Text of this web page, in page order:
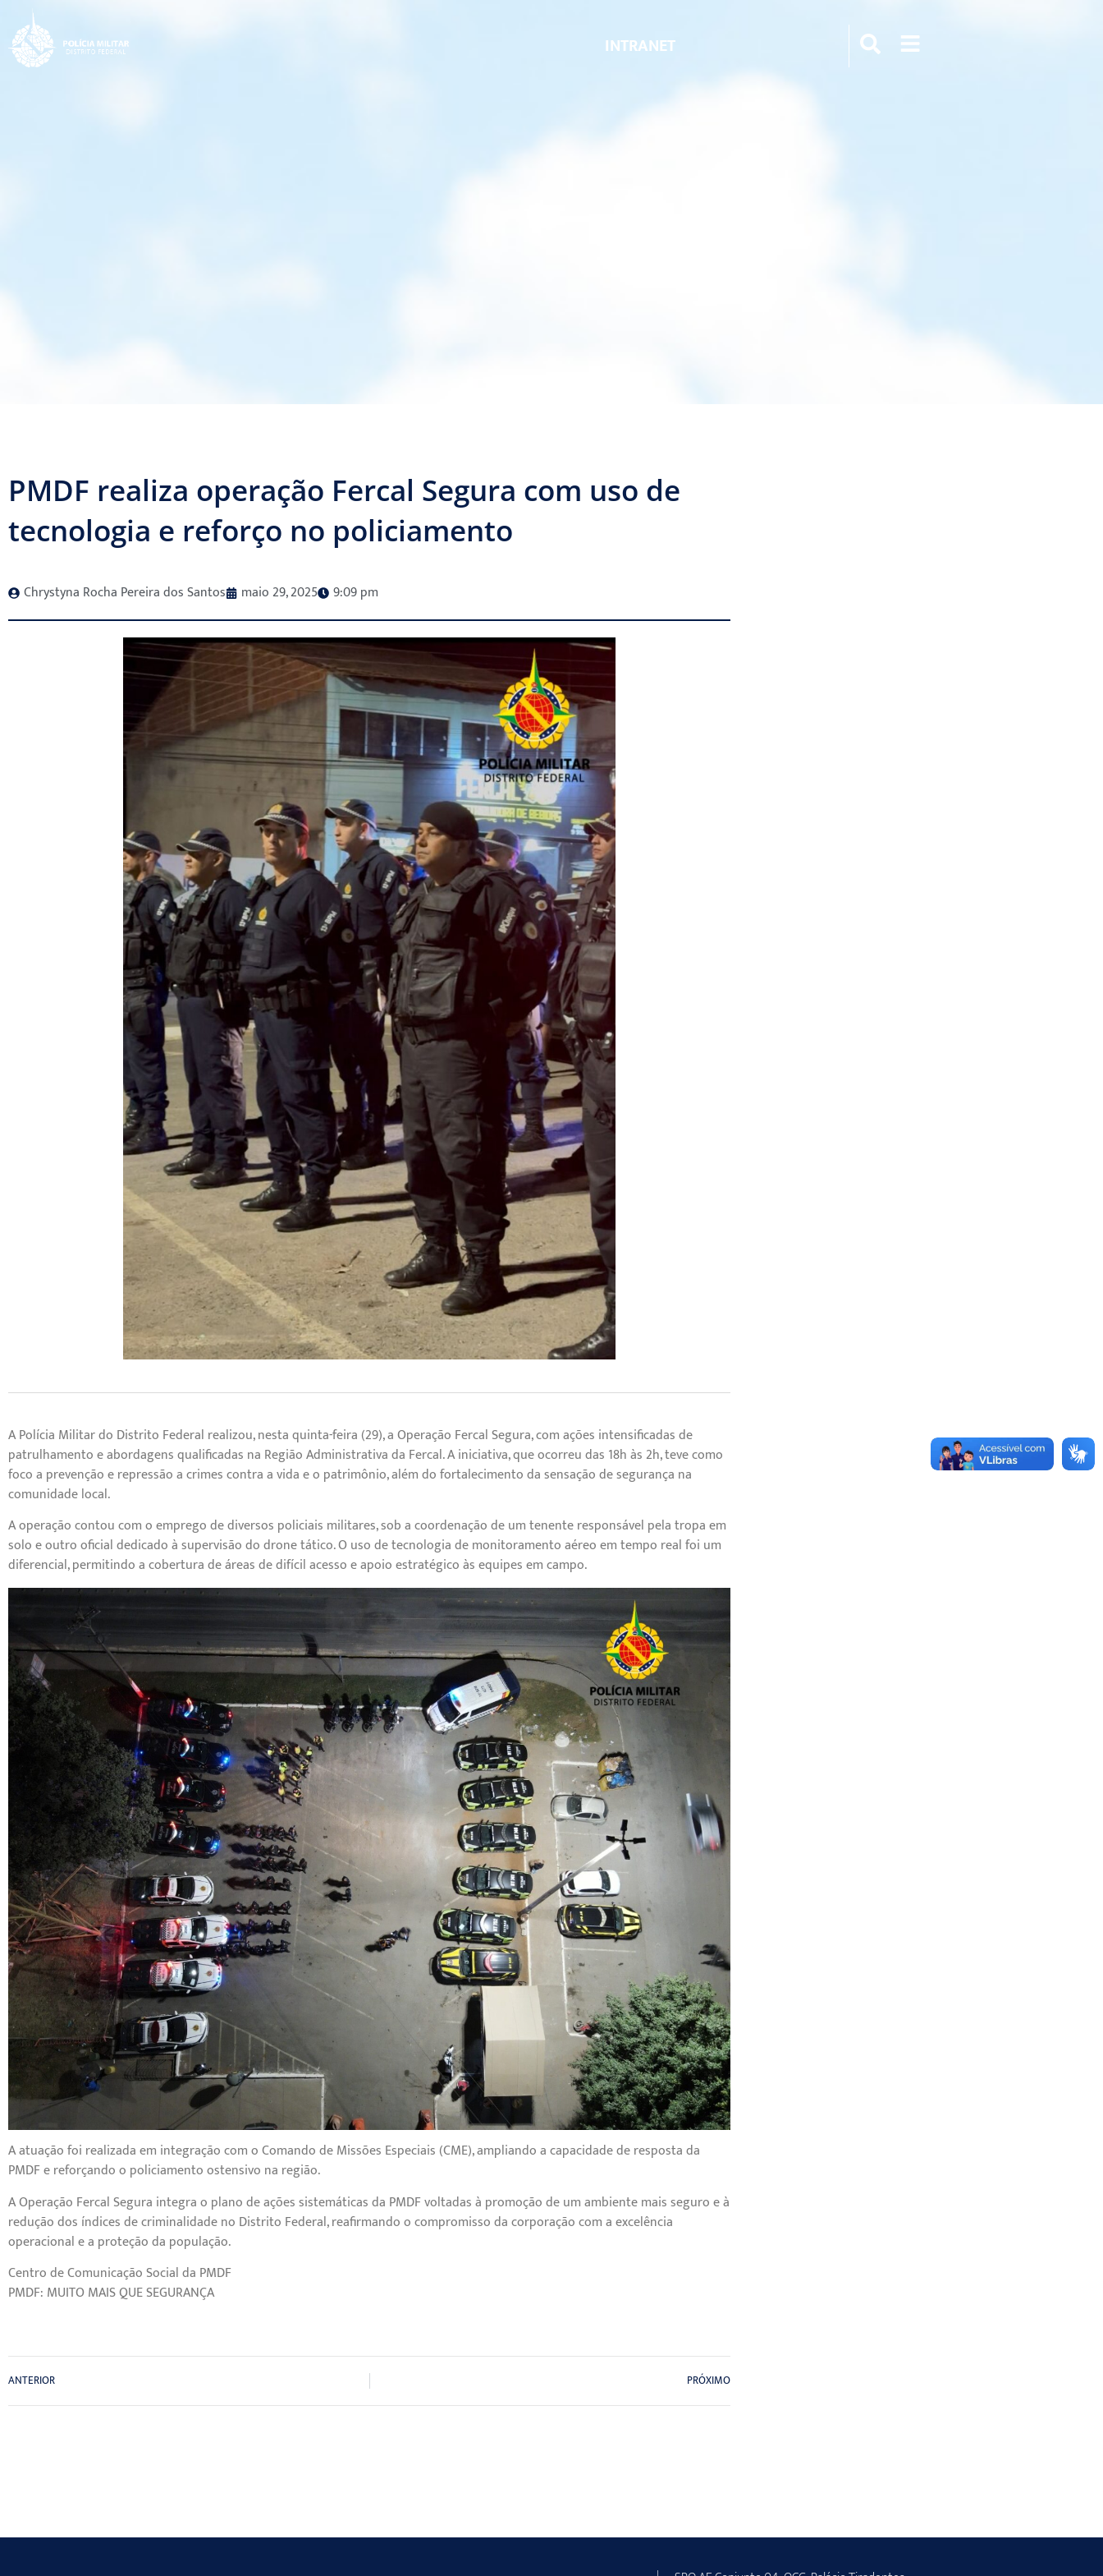
INTRANET
PMDF realiza operação Fercal Segura com uso de
tecnologia e reforço no policiamento
Chrystyna Rocha Pereira dos Santos maio 29, 2025 9:09 pm
A Polícia Militar do Distrito Federal realizou, nesta quinta-feira (29), a Operação Fercal Segura, com ações intensificadas de
patrulhamento e abordagens qualificadas na Região Administrativa da Fercal. A iniciativa, que ocorreu das 18h às 2h, teve como
foco a prevenção e repressão a crimes contra a vida e o patrimônio, além do fortalecimento da sensação de segurança na
comunidade local.
A operação contou com o emprego de diversos policiais militares, sob a coordenação de um tenente responsável pela tropa em
solo e outro oficial dedicado à supervisão do drone tático. O uso de tecnologia de monitoramento aéreo em tempo real foi um
diferencial, permitindo a cobertura de áreas de difícil acesso e apoio estratégico às equipes em campo.
A atuação foi realizada em integração com o Comando de Missões Especiais (CME), ampliando a capacidade de resposta da
PMDF e reforçando o policiamento ostensivo na região.
A Operação Fercal Segura integra o plano de ações sistemáticas da PMDF voltadas à promoção de um ambiente mais seguro e à
redução dos índices de criminalidade no Distrito Federal, reafirmando o compromisso da corporação com a excelência
operacional e a proteção da população.
Centro de Comunicação Social da PMDF
PMDF: MUITO MAIS QUE SEGURANÇA
ANTERIOR PRÓXIMO